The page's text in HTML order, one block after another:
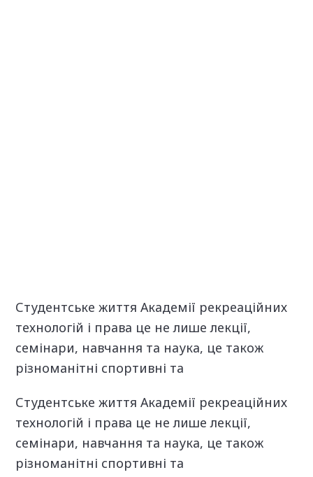
Студентське життя Академії рекреаційних
технологій і права це не лише лекції,
семінари, навчання та наука, це також
різноманітні спортивні та
Студентське життя Академії рекреаційних
технологій і права це не лише лекції,
семінари, навчання та наука, це також
різноманітні спортивні та